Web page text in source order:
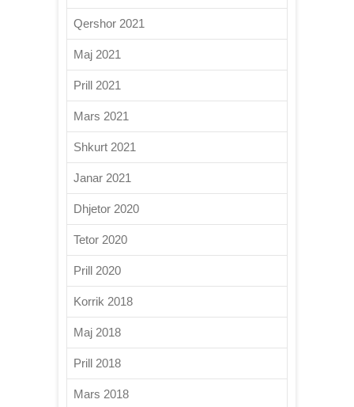
Qershor 2021
Maj 2021
Prill 2021
Mars 2021
Shkurt 2021
Janar 2021
Dhjetor 2020
Tetor 2020
Prill 2020
Korrik 2018
Maj 2018
Prill 2018
Mars 2018